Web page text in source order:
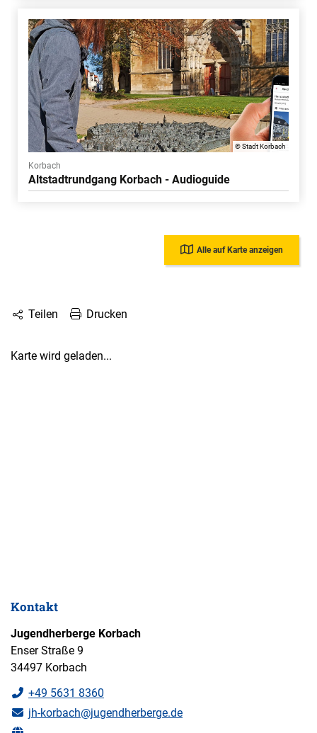
© Stadt Korbach
Korbach
Altstadtrundgang Korbach - Audioguide
Alle auf Karte anzeigen
Teilen Drucken
Karte wird geladen...
Kontakt
Jugendherberge Korbach
Enser Straße 9
34497 Korbach
+49 5631 8360
jh-korbach@jugendherberge.de